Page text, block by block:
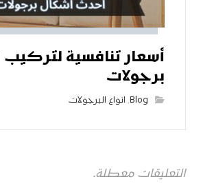
أسعار تنافسية
برجولات
Blog
, انواع البرجولات
التعليقات معطلة.